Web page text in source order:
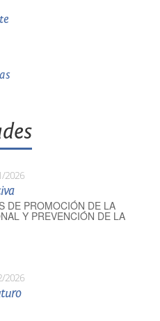
2026
DE PROMOCIÓN DE LA
Y PREVENCIÓN DE LA
2026